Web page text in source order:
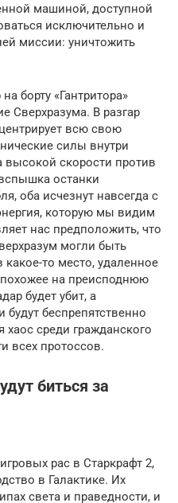
машиной, доступной
исключительно и
миссии: уничтожить
борту «Гантритора»
Сверхразума. В разгар
всю свою
силы внутри
высокой скорости против
останки
оба исчезнут навсегда с
которую мы видим
нас предположить, что
могли быть
то место, удаленное
на преисподнюю
будет убит, а
будут беспрепятственно
хаос среди гражданского
всех протоссов.
биться за
рас в Старкрафт 2,
в Галактике. Их
света и праведности, и